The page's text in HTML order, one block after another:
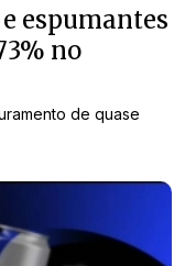
espumantes
no
de quase